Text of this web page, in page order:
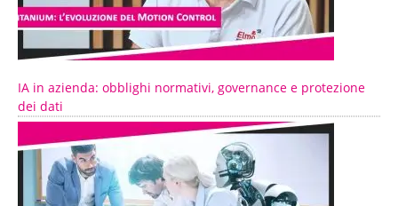
IA in azienda: obblighi normativi, governance e protezione
dei dati